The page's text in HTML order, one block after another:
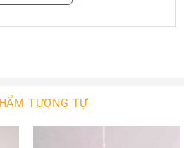
ánh sáng chiếu rọi.
kế, ngôi nhà bạn sẽ thêm
chiếu sáng hiện đại,
bừng sáng hay lung linh.
TƯƠNG TỰ